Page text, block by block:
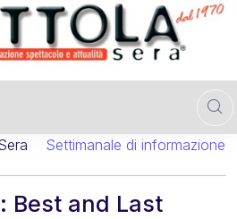
Settimanale di informazione
Best and Last